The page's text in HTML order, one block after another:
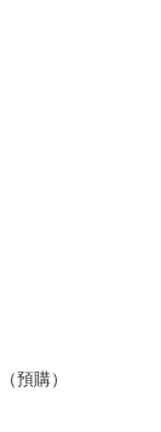
預購）